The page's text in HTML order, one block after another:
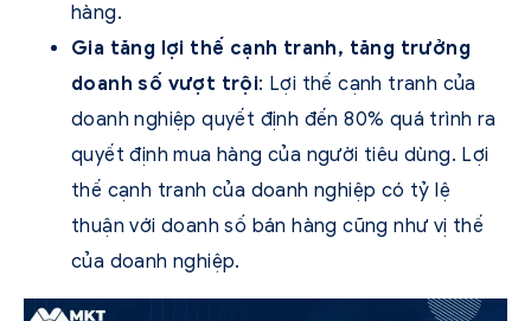
hàng.
Gia tăng lợi thế cạnh tranh, tăng trưởng
doanh số vượt trội: Lợi thế cạnh tranh của
doanh nghiệp quyết định đến 80% quá trình ra
quyết định mua hàng của người tiêu dùng. Lợi
thế cạnh tranh của doanh nghiệp có tỷ lệ
thuận với doanh số bán hàng cũng như vị thế
của doanh nghiệp.